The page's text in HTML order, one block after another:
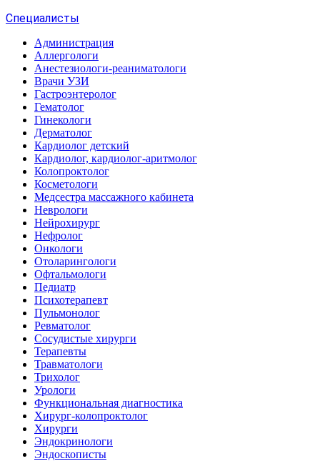
Специалисты
Администрация
Аллергологи
Анестезиологи-реаниматологи
Врачи УЗИ
Гастроэнтеролог
Гематолог
Гинекологи
Дерматолог
Кардиолог детский
Кардиолог, кардиолог-аритмолог
Колопроктолог
Косметологи
Медсестра массажного кабинета
Неврологи
Нейрохирург
Нефролог
Онкологи
Отоларингологи
Офтальмологи
Педиатр
Психотерапевт
Пульмонолог
Ревматолог
Сосудистые хирурги
Терапевты
Травматологи
Трихолог
Урологи
Функциональная диагностика
Хирург-колопроктолог
Хирурги
Эндокринологи
Эндоскописты